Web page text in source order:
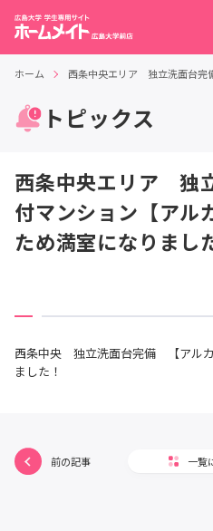
ホーム 西条中央エリア 独立洗面台完
トピックス
西条中央エリア 独
付マンション【アル
ため満室になりまし
西条中央 独立洗面台完備 【アル
ました！
前の記事 一覧